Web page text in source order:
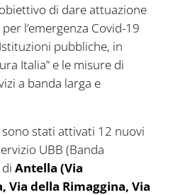
di dare attuazione
l’emergenza Covid-19
pubbliche, in
Italia” e le misure di
a banda larga e
stati attivati 12 nuovi
UBB (Banda
Antella (Via
Via della Rimaggina, Via